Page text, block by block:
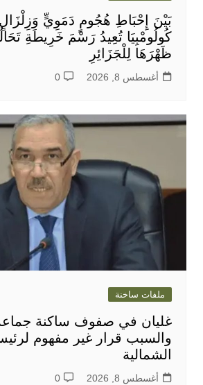
بَيْنَ إِحْبَاطِ هُجُومٍ دَمَوِيٍّ
كُولُومْبِيَا تُعِيدُ رَسْمَ خَرِيطَةِ
ظَهْرَهَا لِلْجَزَائِرِ
أغسطس 8, 2026 0
ملفات ساخنة
غليان في صفوف ساكنة
والسبب قرار غير مفهوم
الشمالية
أغسطس 8, 2026 0